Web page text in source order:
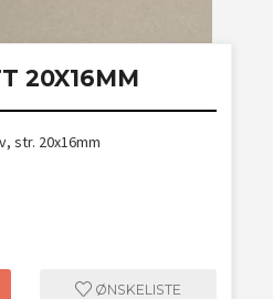
20X16MM
str. 20x16mm
ØNSKELISTE